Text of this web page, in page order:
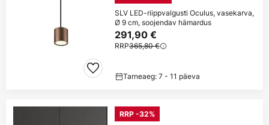
SLV LED-riippvalgusti Oculus, vasekarva,
Ø 9 cm, soojendav hämardus
291,90 €
RRP365,80 €
Tarneaeg: 7 - 11 päeva
RRP -32%